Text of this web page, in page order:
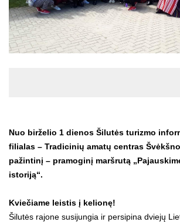
Nuo birželio 1 dienos Šilutės turizmo
filialas – Tradicinių amatų centras
pažintinį – pramoginį maršrutą
istoriją“.
Kviečiame leistis į kelionę!
Šilutės rajone susijungia ir persipina dviejų